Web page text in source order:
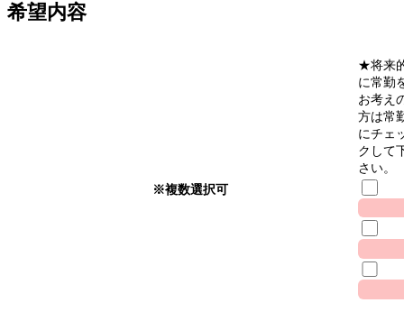
希望内容
※複数選択可
★将来
に常勤
お考え
方は常
にチェ
クして
さい。